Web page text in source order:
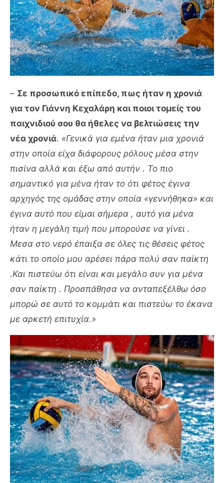
– Σε προσωπικό επίπεδο, πως ήταν η χρονιά
για τον Γιάννη Κεχαλάρη και ποιοι τομείς του
παιχνιδιού σου θα ήθελες να βελτιώσεις την
νέα χρονιά. «Γενικά για εμένα ήταν μια χρονιά
στην οποία είχα διάφορους ρόλους μέσα στην
πισίνα αλλά και έξω από αυτήν . Το πιο
σημαντικό για μένα ήταν το ότι φέτος έγινα
αρχηγός της ομάδας στην οποία «γεννήθηκα» και
έγινα αυτό που είμαι σήμερα , αυτό για μένα
ήταν η μεγάλη τιμή που μπορούσε να γίνει .
Μεσα στο νερό έπαιξα σε όλες τις θέσεις φέτος
κάτι το οποίο μου αρέσει πάρα πολύ σαν παίκτη
.Και πιστεύω ότι είναι και μεγάλο συν για μένα
σαν παίκτη . Προσπάθησα να ανταπεξέλθω όσο
μπορώ σε αυτό το κομμάτι και πιστεύω το έκανα
με αρκετή επιτυχία.»